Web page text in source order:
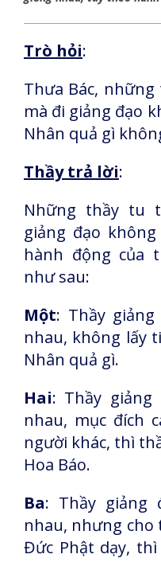
Trò hỏi:
Thưa Bác,
mà đi giảng đạo
Nhân quả gì
Thầy trả lời:
Những thầy tu
giảng đạo
hành động của
như sau:
Một: Thầy
nhau, không lấy
Nhân quả gì.
Hai: Thầy
nhau, mục đích
người khác, thì
Hoa Báo.
Ba: Thầy giảng
nhau, nhưng cho
Đức Phật dạy,